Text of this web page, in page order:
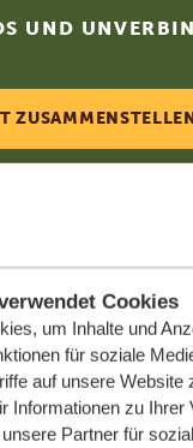
Cookies
um Inhalte und
für soziale
auf unsere Website
Informationen zu Ihrer
Partner für
UND
Sie mit
HELFEN